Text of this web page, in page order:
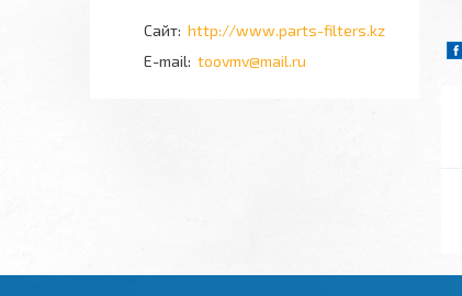
http://www.parts-filters.kz
toovmv@mail.ru